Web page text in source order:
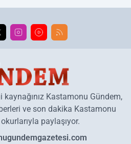
Kastamonu Gündem,
ve son dakika Kastamonu
paylaşıyor.